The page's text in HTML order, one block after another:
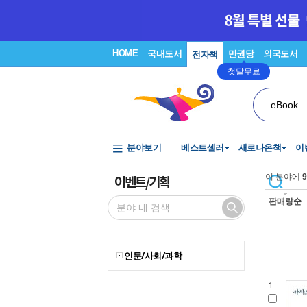
HOME 국내도서 전자책 만권당
첫달무료
외국도서
eBook
분야보기 베스트셀러 새로나온책 이
이벤트/기획
인문/사회/과학
이 분야에
판매량순
1.